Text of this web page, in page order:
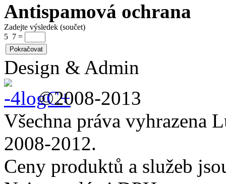
Antispamová ochrana
Zadejte výsledek (součet)
5 7 =
Design & Admin
©2008-2013
Všechna práva vyhrazena
2008-2012.
Ceny produktů a služeb